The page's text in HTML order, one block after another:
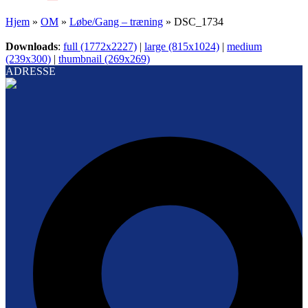
Hjem » OM » Løbe/Gang – træning » DSC_1734
Downloads: full (1772x2227) | large (815x1024) | medium
(239x300) | thumbnail (269x269)
ADRESSE